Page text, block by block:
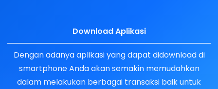
Download Aplikasi
Dengan adanya aplikasi yang dapat didownload di
smartphone Anda akan semakin memudahkan
dalam melakukan berbagai transaksi baik untuk